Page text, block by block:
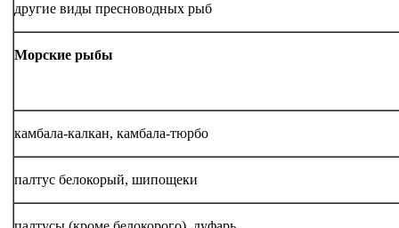
другие виды пресноводных рыб
Морские рыбы
камбала-калкан, камбала-тюрбо
палтус белокорый, шипощеки